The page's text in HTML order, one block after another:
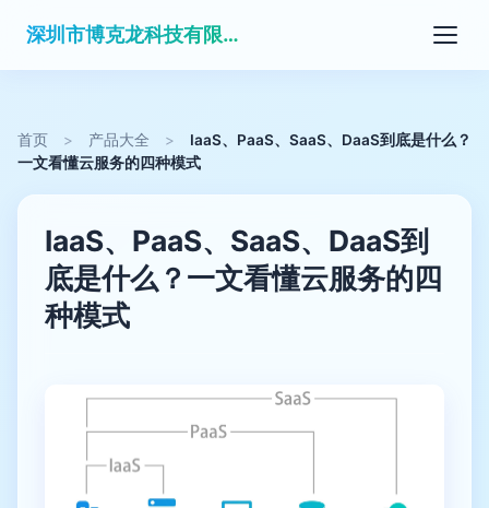
深圳市博克龙科技有限公司
首页 > 产品大全 >
IaaS、PaaS、SaaS、DaaS到底是什么？
一文看懂云服务的四种模式
IaaS、PaaS、SaaS、DaaS到
底是什么？一文看懂云服务的四
种模式